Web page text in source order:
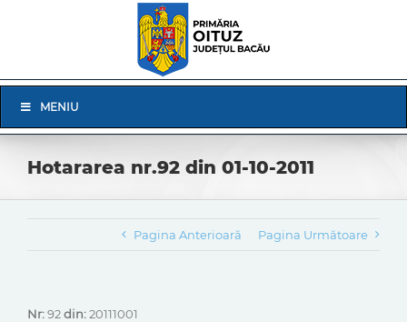
Navigation
MENIU
Hotararea nr.92 din 01-10-2011
Pagina Anterioară Pagina Următoare
Nr:92din:20111001